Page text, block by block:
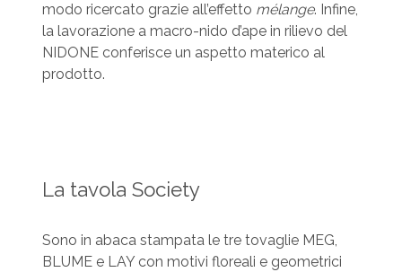
modo ricercato grazie all’effetto mélange. Infine,
la lavorazione a macro-nido d’ape in rilievo del
NIDONE conferisce un aspetto materico al
prodotto.
La tavola Society
Sono in abaca stampata le tre tovaglie MEG,
BLUME e LAY con motivi floreali e geometrici